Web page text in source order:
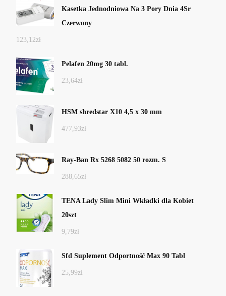
Kasetka Jednodniowa Na 3 Pory Dnia 4Sr
Czerwony
123,12zł
Pelafen 20mg 30 tabl.
23,64zł
HSM shredstar X10 4,5 x 30 mm
477,93zł
Ray-Ban Rx 5268 5082 50 rozm. S
288,65zł
TENA Lady Slim Mini Wkładki dla Kobiet
20szt
9,79zł
Sfd Suplement Odportność Max 90 Tabl
25,99zł